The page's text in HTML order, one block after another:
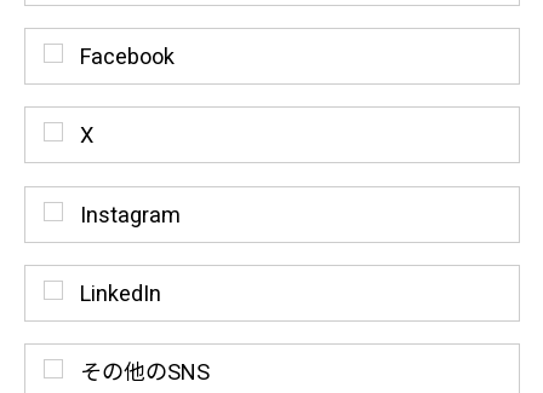
Facebook
X
Instagram
LinkedIn
その他のSNS